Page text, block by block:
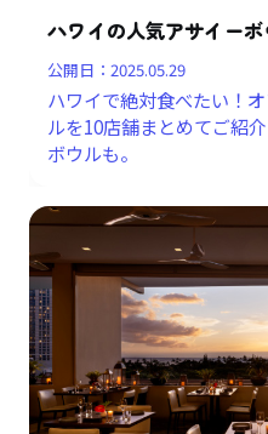
ハワイの人気アサイー
公開日：2025.05.29
ハワイで絶対食べたい！
ルを10店舗まとめてご紹
ボウルも。